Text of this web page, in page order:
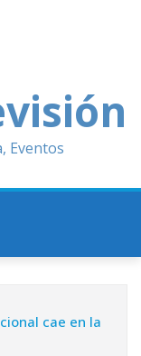
Eventos
cae en la